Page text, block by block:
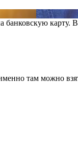
карту.
там можно